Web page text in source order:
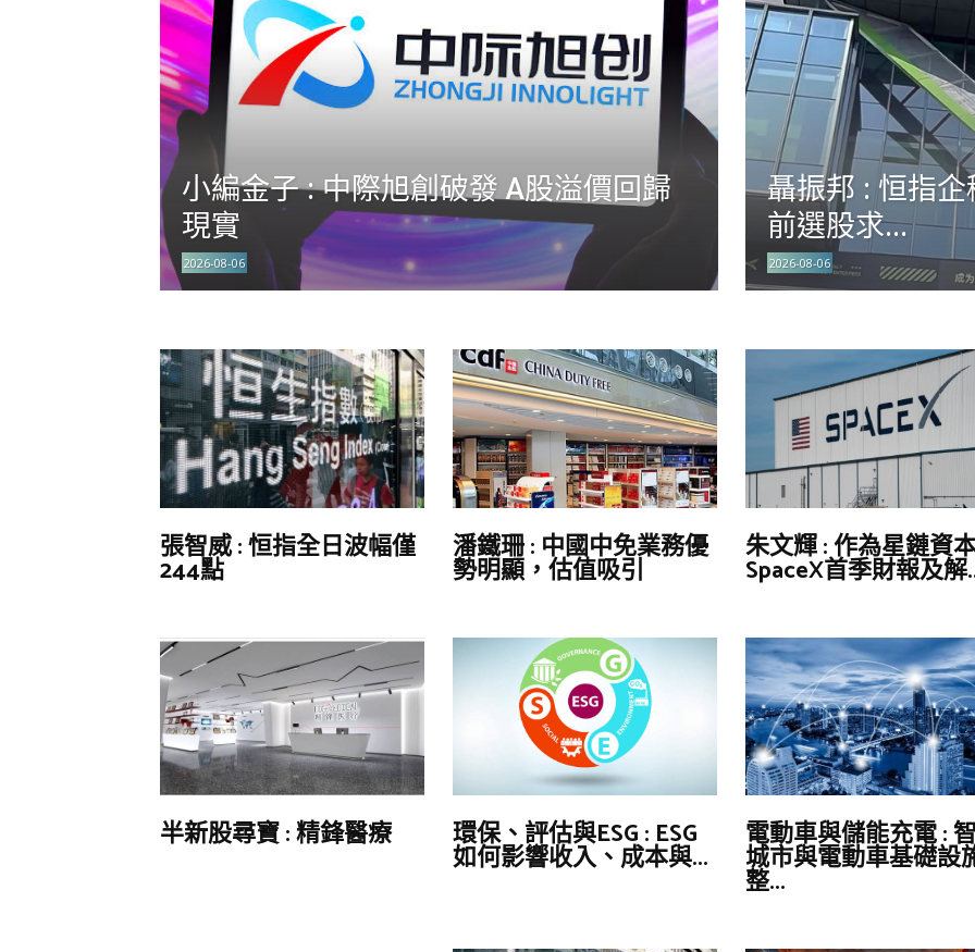
小編金子 : 中際旭創破發 A股溢價回歸
現實
2026-08-06
聶振邦 : 恒指
前選股求...
2026-08-06
張智威 : 恒指全日波幅僅
244點
潘鐵珊 : 中國中免業務優
勢明顯，估值吸引
朱文輝 : 作為星鏈資
SpaceX首季財報及解
半新股尋寶 : 精鋒醫療 環保、評估與ESG : ESG
如何影響收入、成本與...
電動車與儲能充電 :
城市與電動車基礎設
整...